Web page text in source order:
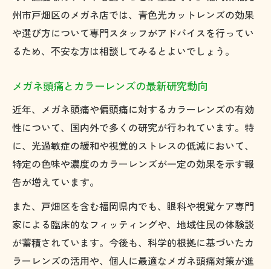
州市戸畑区のメガネ店では、青色光カットレンズの効果
や選び方について専門スタッフがアドバイスを行ってい
るため、不安な方は相談してみるとよいでしょう。
メガネ頭痛とカラーレンズの最新研究動向
近年、メガネ頭痛や偏頭痛に対するカラーレンズの有効
性について、国内外で多くの研究が行われています。特
に、光過敏症の緩和や視覚的ストレスの低減において、
特定の色味や濃度のカラーレンズが一定の効果を示す報
告が増えています。
また、戸畑区を含む福岡県内でも、眼科や視覚ケア専門
家による臨床的なフィッティングや、地域住民の体験談
が蓄積されています。今後も、科学的根拠に基づいたカ
ラーレンズの活用や、個人に最適なメガネ頭痛対策が進